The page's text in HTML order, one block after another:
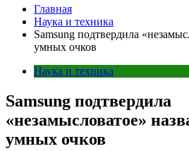
Главная
Наука и техника
Samsung подтвердила
умных очков
Наука и техника
Samsung подтвердила
«незамысловатое»
умных очков